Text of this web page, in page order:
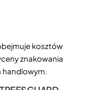
kosztów
znakowania
handlowym.